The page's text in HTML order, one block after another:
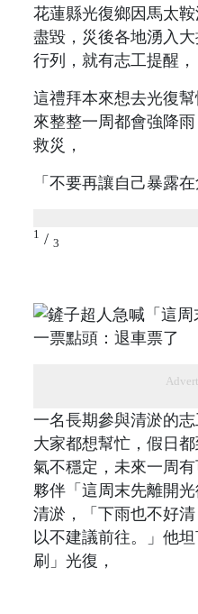
花蓮縣光復鄉因馬太
盡毀，災後各地湧入
行列，就有志工提醒，
這禮拜本來想去光復
來整整一周都會強降
救災，
「不要再讓自己暴露在
1 / 3
一名長期參與清淤的
大家都想幫忙，假日
氣不穩定，未來一周
夥伴「這周末先離開
清淤，「下雨也不好
以不建議前往。」他
刷」光復，